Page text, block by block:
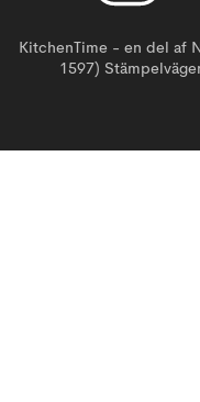
KitchenTime - en del af
1597)